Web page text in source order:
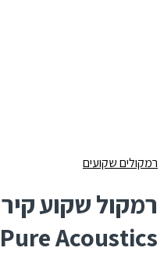
רמקולים שקועים
Pure Acoustics